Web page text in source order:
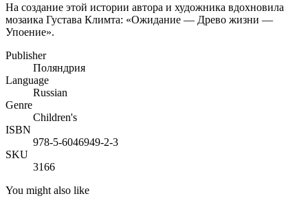
На создание этой истории автора и художника вдохновила
мозаика Густава Климта: «Ожидание — Древо жизни —
Упоение».
Publisher
Поляндрия
Language
Russian
Genre
Children's
ISBN
978-5-6046949-2-3
SKU
3166
You might also like